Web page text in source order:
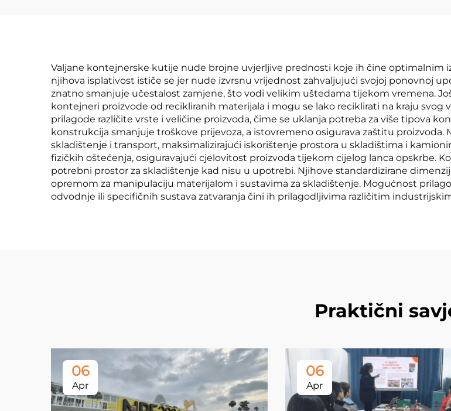
Valjane kontejnerske kutije nude brojne uvjerljive prednosti koje ih čine optimalnim
njihova isplativost ističe se jer nude izvrsnu vrijednost zahvaljujući svojoj ponovnoj
znatno smanjuje učestalost zamjene, što vodi velikim uštedama tijekom vremena.
kontejneri proizvode od recikliranih materijala i mogu se lako reciklirati na kraju svog
prilagode različite vrste i veličine proizvoda, čime se uklanja potreba za više tipova
konstrukcija smanjuje troškove prijevoza, a istovremeno osigurava zaštitu
skladištenje i transport, maksimalizirajući iskorištenje prostora u skladištima i
fizičkih oštećenja, osiguravajući cjelovitost proizvoda tijekom cijelog lanca opskrbe.
potrebni prostor za skladištenje kad nisu u upotrebi. Njihove standardizirane
opremom za manipulaciju materijalom i sustavima za skladištenje. Mogućnost
odvodnje ili specifičnih sustava zatvaranja čini ih prilagodljivima različitim
Praktični
06
Apr
06
Apr